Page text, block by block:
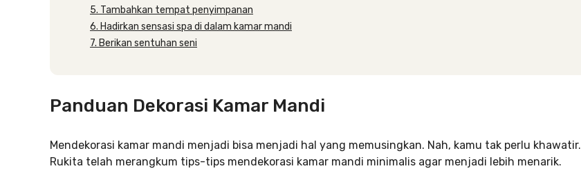
5. Tambahkan tempat penyimpanan
6. Hadirkan sensasi spa di dalam kamar mandi
7. Berikan sentuhan seni
Panduan Dekorasi Kamar Mandi
Mendekorasi kamar mandi menjadi bisa menjadi hal yang memusingkan. Nah, kamu tak perlu khawatir.
Rukita telah merangkum tips-tips mendekorasi kamar mandi minimalis agar menjadi lebih menarik.